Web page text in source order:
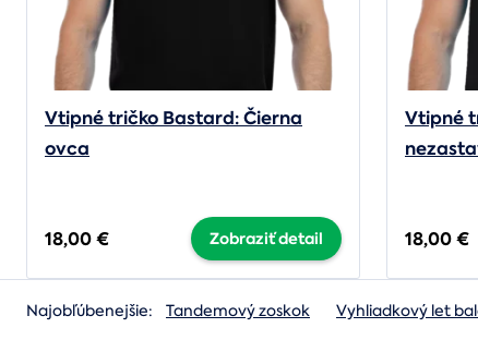
Vtipné tričko Bastard: Čierna
ovca
18,00 € Zobraziť detail
Vtipné
18,00 €
Najobľúbenejšie: Tandemový zoskok Vyhliadkový let